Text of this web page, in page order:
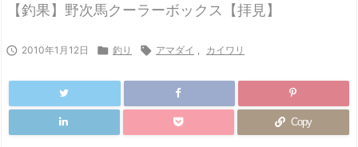
【釣果】野次馬クーラーボックス【拝見】
 2010年1月12日  釣り  アマダイ , カイワリ
Copy